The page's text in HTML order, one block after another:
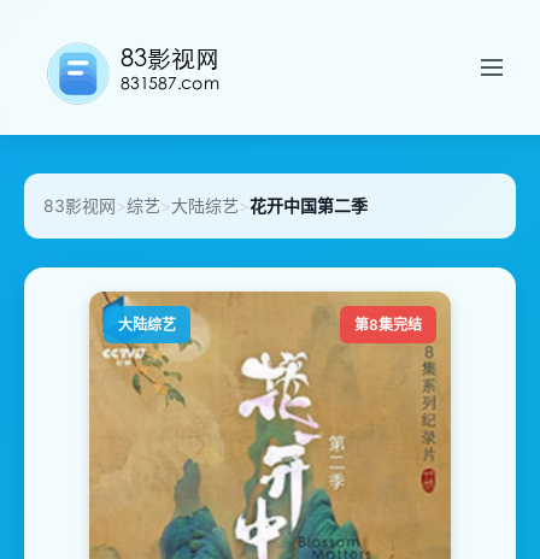
83影视网>综艺>大陆综艺>花开中国第二季
大陆综艺 第8集完结